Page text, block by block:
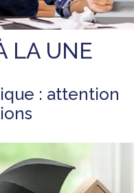
LA UNE
: attention